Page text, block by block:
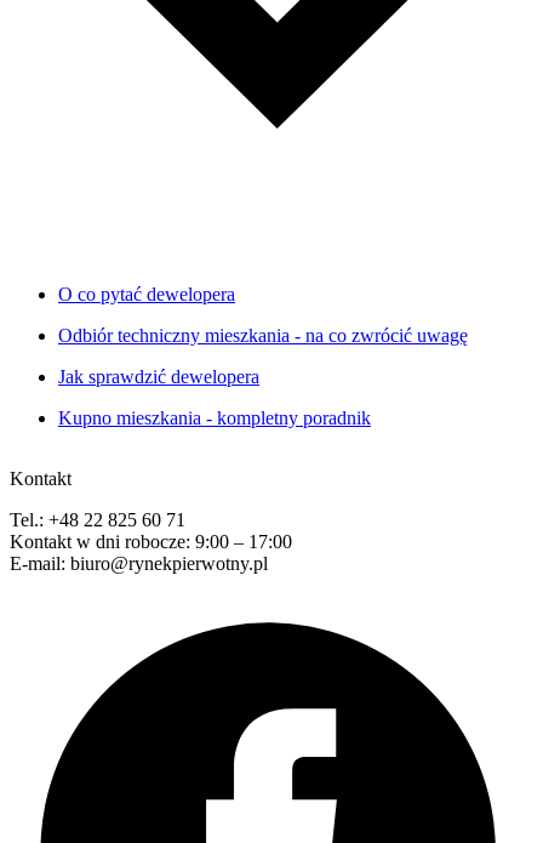
O co pytać dewelopera
Odbiór techniczny mieszkania - na co zwrócić uwagę
Jak sprawdzić dewelopera
Kupno mieszkania - kompletny poradnik
Kontakt
Tel.: +48 22 825 60 71
Kontakt w dni robocze: 9:00 – 17:00
E-mail: biuro@rynekpierwotny.pl